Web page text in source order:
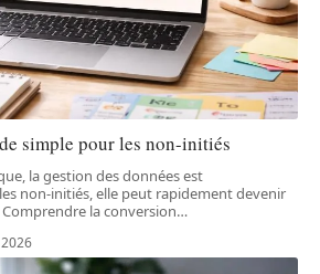
simple pour les non-initiés
la gestion des données est
non-initiés, elle peut rapidement devenir
la conversion…